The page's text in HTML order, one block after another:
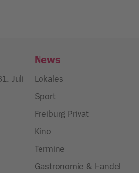
Juli
News
Lokales
Sport
Freiburg Privat
Kino
Termine
Gastronomie & Handel